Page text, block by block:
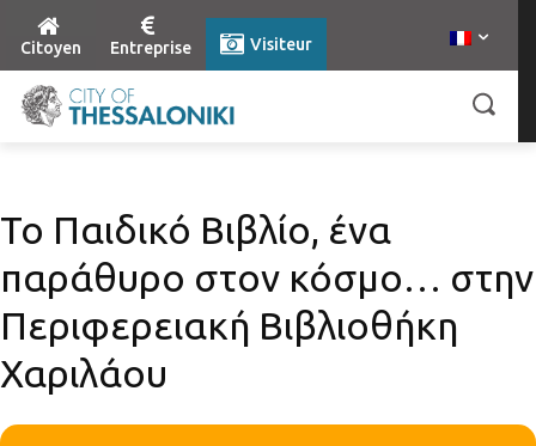
Citoyen Entreprise Visiteur
Το Παιδικό Βιβλίο, ένα
παράθυρο στον κόσμο… στην
Περιφερειακή Βιβλιοθήκη
Χαριλάου